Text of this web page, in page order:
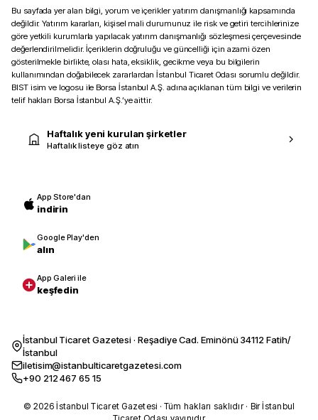
Bu sayfada yer alan bilgi, yorum ve içerikler yatırım danışmanlığı kapsamında
değildir. Yatırım kararları, kişisel mali durumunuz ile risk ve getiri tercihlerinize
göre yetkili kurumlarla yapılacak yatırım danışmanlığı sözleşmesi çerçevesinde
değerlendirilmelidir. İçeriklerin doğruluğu ve güncelliği için azami özen
gösterilmekle birlikte, olası hata, eksiklik, gecikme veya bu bilgilerin
kullanımından doğabilecek zararlardan İstanbul Ticaret Odası sorumlu değildir.
BIST isim ve logosu ile Borsa İstanbul A.Ş. adına açıklanan tüm bilgi ve verilerin
telif hakları Borsa İstanbul A.Ş.’ye aittir.
Haftalık yeni kurulan şirketler
Haftalık listeye göz atın
App Store'dan
indirin
Google Play'den
alın
App Galeri ile
keşfedin
İstanbul Ticaret Gazetesi · Reşadiye Cad. Eminönü 34112 Fatih/
İstanbul
iletisim@istanbulticaretgazetesi.com
+90 212 467 65 15
© 2026 İstanbul Ticaret Gazetesi · Tüm hakları saklıdır · Bir İstanbul